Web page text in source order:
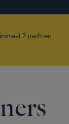
2 nachten